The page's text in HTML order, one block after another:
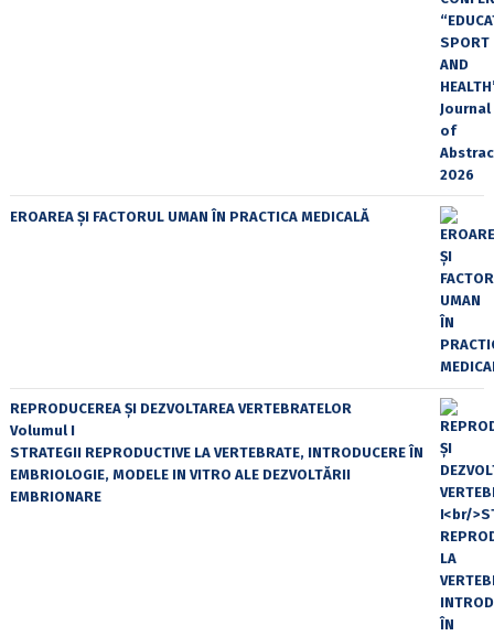
EROAREA ȘI FACTORUL UMAN ÎN PRACTICA MEDICALĂ
REPRODUCEREA ȘI DEZVOLTAREA VERTEBRATELOR
Volumul I
STRATEGII REPRODUCTIVE LA VERTEBRATE, INTRODUCERE ÎN
EMBRIOLOGIE, MODELE IN VITRO ALE DEZVOLTĂRII
EMBRIONARE